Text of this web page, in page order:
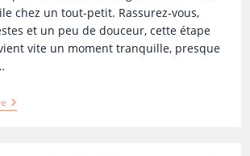
chez un tout-petit. Rassurez-vous,
et un peu de douceur, cette étape
vite un moment tranquille, presque